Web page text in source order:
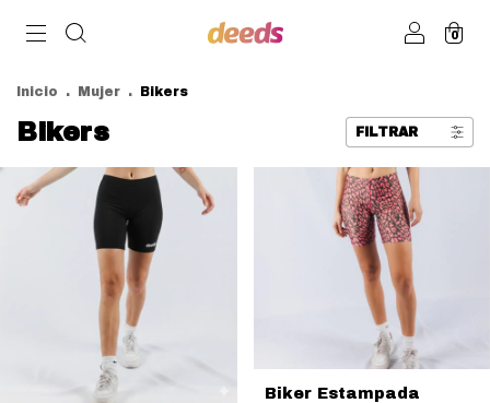
0
Inicio . Mujer . Bikers
Bikers FILTRAR
Biker Estampada